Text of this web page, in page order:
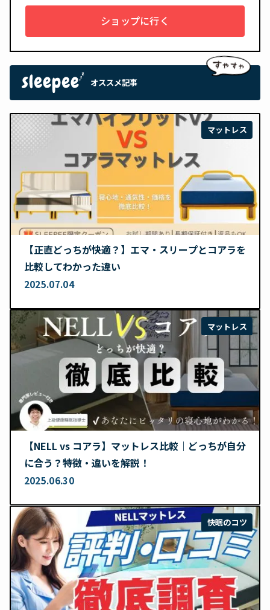
ショップに行く
オススメ記事
マットレス
【正直どっちが快適？】エマ・スリープとコアラを
比較してわかった違い
2025.07.04
マットレス
【NELL vs コアラ】マットレス比較｜どっちが自分
に合う？特徴・違いを解説！
2025.06.30
快眠のコツ